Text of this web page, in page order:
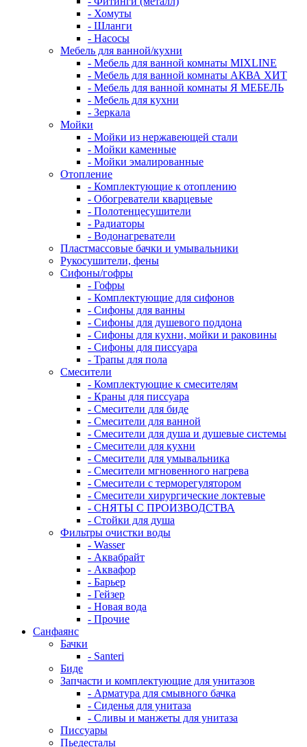
- Хомуты
- Шланги
- Насосы
Мебель для ванной/кухни
- Мебель для ванной комнаты MIXLINE
- Мебель для ванной комнаты АКВА ХИТ
- Мебель для ванной комнаты Я МЕБЕЛЬ
- Мебель для кухни
- Зеркала
Мойки
- Мойки из нержавеющей стали
- Мойки каменные
- Мойки эмалированные
Отопление
- Комплектующие к отоплению
- Обогреватели кварцевые
- Полотенцесушители
- Радиаторы
- Водонагреватели
Пластмассовые бачки и умывальники
Рукосушители, фены
Сифоны/гофры
- Гофры
- Комплектующие для сифонов
- Сифоны для ванны
- Сифоны для душевого поддона
- Сифоны для кухни, мойки и раковины
- Сифоны для писсуара
- Трапы для пола
Смесители
- Комплектующие к смесителям
- Краны для писсуара
- Смесители для биде
- Смесители для ванной
- Смесители для душа и душевые системы
- Смесители для кухни
- Смесители для умывальника
- Смесители мгновенного нагрева
- Смесители с терморегулятором
- Смесители хирургические локтевые
- СНЯТЫ С ПРОИЗВОДСТВА
- Стойки для душа
Фильтры очистки воды
- Wasser
- Аквабрайт
- Аквафор
- Барьер
- Гейзер
- Новая вода
- Прочие
Санфаянс
Бачки
- Santeri
Биде
Запчасти и комплектующие для унитазов
- Арматура для смывного бачка
- Сиденья для унитаза
- Сливы и манжеты для унитаза
Писсуары
Пьедесталы